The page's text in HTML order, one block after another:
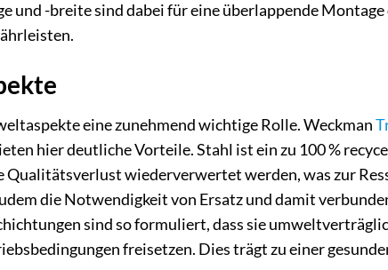
und -breite sind dabei für eine überlappende
eine zunehmend wichtige Rolle. Weckman
hier deutliche Vorteile. Stahl ist ein zu 100 %
Qualitätsverlust wiederverwertet werden, was zur
die Notwendigkeit von Ersatz und damit
sind so formuliert, dass sie
freisetzen. Dies trägt zu einer